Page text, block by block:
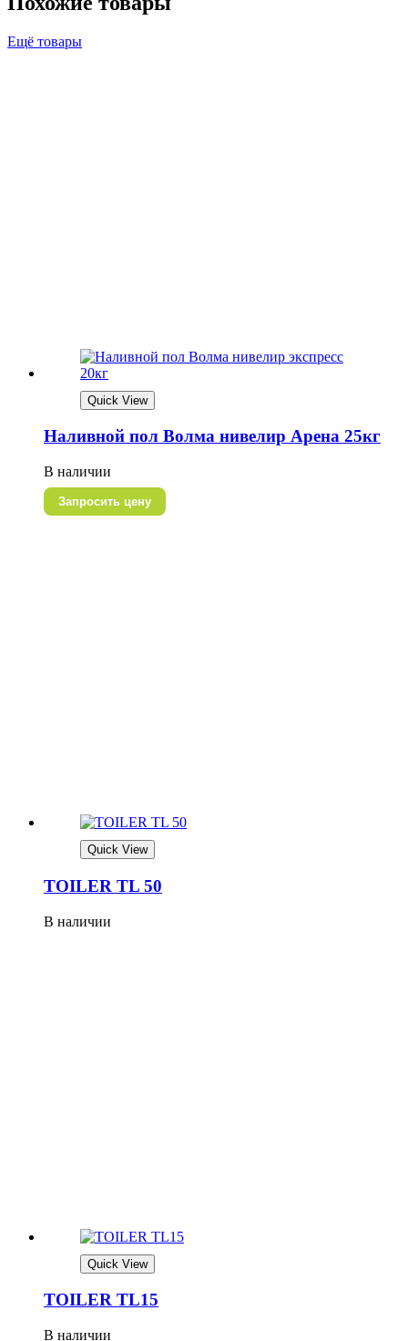
Ещё товары
Quick View
Наливной пол Волма нивелир Арена 25кг
В наличии
Запросить цену
Quick View
TOILER TL 50
В наличии
Quick View
TOILER TL15
В наличии